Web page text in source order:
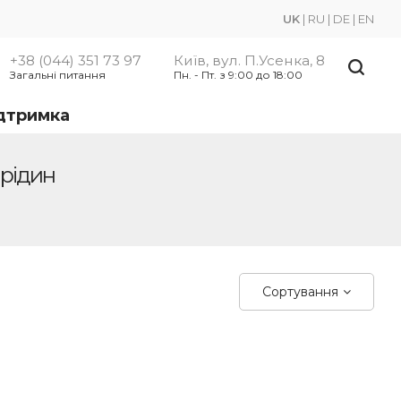
UK | RU | DE | EN
+38 (044) 351 73 97
Загальні питання
Київ, вул. П.Усенка, 8
Пн. - Пт. з 9:00 до 18:00
Сортування